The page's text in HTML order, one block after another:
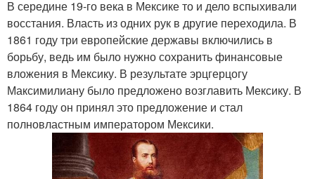
В середине 19-го века в Мексике то и дело вспыхивали
восстания. Власть из одних рук в другие переходила. В
1861 году три европейские державы включились в
борьбу, ведь им было нужно сохранить финансовые
вложения в Мексику. В результате эрцгерцогу
Максимилиану было предложено возглавить Мексику. В
1864 году он принял это предложение и стал
полновластным императором Мексики.